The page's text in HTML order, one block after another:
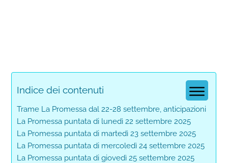
Indice dei contenuti
Trame La Promessa dal 22-28 settembre, anticipazioni
La Promessa puntata di lunedì 22 settembre 2025
La Promessa puntata di martedì 23 settembre 2025
La Promessa puntata di mercoledì 24 settembre 2025
La Promessa puntata di giovedì 25 settembre 2025